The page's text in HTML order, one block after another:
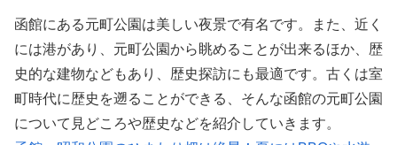
函館にある元町公園は美しい夜景で有名です。また、近く
には港があり、元町公園から眺めることが出来るほか、歴
史的な建物などもあり、歴史探訪にも最適です。古くは室
町時代に歴史を遡ることができる、そんな函館の元町公園
について見どころや歴史などを紹介していきます。